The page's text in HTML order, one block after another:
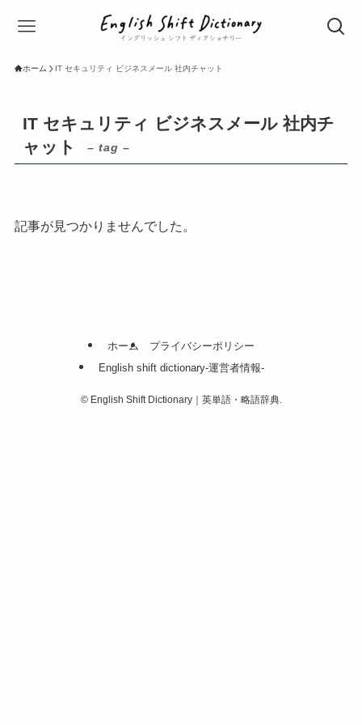
ホーム IT セキュリティ ビジネスメール 社内チャット
IT セキュリティ ビジネスメール 社内チ
ャット
– tag –
記事が見つかりませんでした。
ホーム
プライバシーポリシー
English shift dictionary-運営者情報-
©English Shift Dictionary｜英単語・略語辞典.